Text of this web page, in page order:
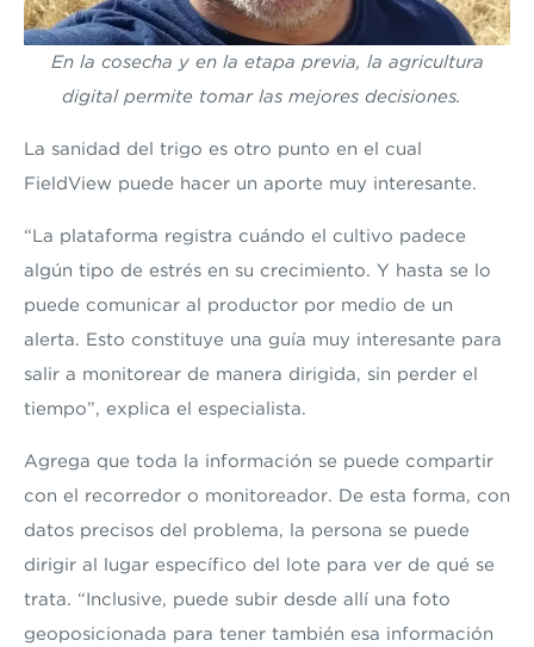
En la cosecha y en la etapa previa, la agricultura
digital permite tomar las mejores decisiones.
La sanidad del trigo es otro punto en el cual
FieldView puede hacer un aporte muy interesante.
“La plataforma registra cuándo el cultivo padece
algún tipo de estrés en su crecimiento. Y hasta se lo
puede comunicar al productor por medio de un
alerta. Esto constituye una guía muy interesante para
salir a monitorear de manera dirigida, sin perder el
tiempo”, explica el especialista.
Agrega que toda la información se puede compartir
con el recorredor o monitoreador. De esta forma, con
datos precisos del problema, la persona se puede
dirigir al lugar específico del lote para ver de qué se
trata. “Inclusive, puede subir desde allí una foto
geoposicionada para tener también esa información